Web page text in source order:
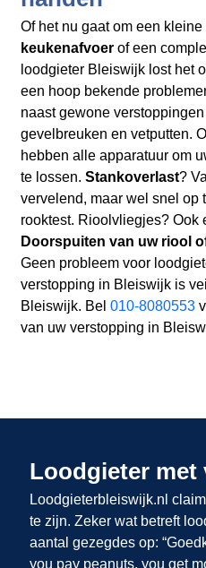
Of het nu gaat om een kleine
keukenafvoerof een
loodgieter Bleiswijk lost het
een hoop bekende
naast gewone
gevelbreuken en vetputten.
hebben alle apparatuur om
te lossen. Stankoverlast?
vervelend, maar wel snel op
rooktest. Rioolvliegjes? Ook
Doorspuiten van uw riool
Geen probleem voor
verstopping in Bleiswijk is
Bleiswijk. Bel 010-8080553
van uw verstopping in
Loodgieter met
Loodgieterbleiswijk.nl
te zijn. Zeker wat betreft
aantal gezegdes op:
you pay peanuts, you get